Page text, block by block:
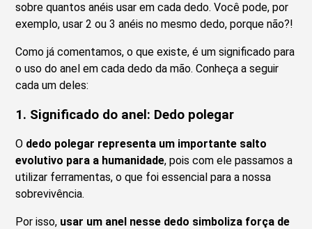
sobre quantos anéis usar em cada dedo. Você pode, por
exemplo, usar 2 ou 3 anéis no mesmo dedo, porque não?!
Como já comentamos, o que existe, é um significado para
o uso do anel em cada dedo da mão. Conheça a seguir
cada um deles:
1. Significado do anel: Dedo polegar
O dedo polegar representa um importante salto
evolutivo para a humanidade, pois com ele passamos a
utilizar ferramentas, o que foi essencial para a nossa
sobrevivência.
Por isso, usar um anel nesse dedo simboliza força de